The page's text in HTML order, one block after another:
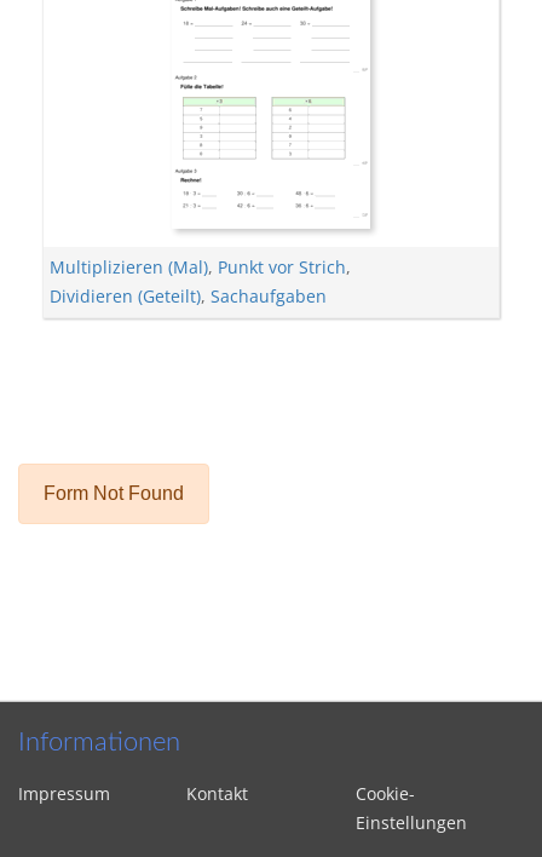
Multiplizieren (Mal), Punkt vor Strich,
Dividieren (Geteilt), Sachaufgaben
Informationen
Impressum Kontakt
Cookie-
Einstellungen